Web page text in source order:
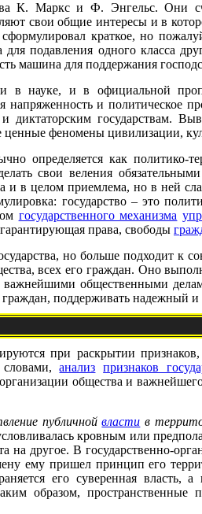
К. Маркс и Ф. Энгельс. Они
свои общие интересы и в
краткое, но
для подавления одного класса
машина для поддержания
в науке, и в официальной
напряженность и политическое
диктаторским государствам.
ценные феномены цивилизации,
определяется как политико-
свои веления
и в целом приемлема, но в ней
государство – это
государственного механизма
права, свободы
но больше подходит к
всех его граждан. Оно
важнейшими общественными
граждан, поддерживать надежный
при раскрытии
анализ признаков
общества и
публичнойвласти в
кровным или
на другое. В государственно-
ему пришел принцип его
его суверенная
образом, пространственные